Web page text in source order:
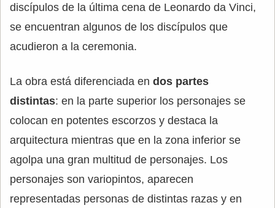
discípulos de la última cena de Leonardo da Vinci,
se encuentran algunos de los discípulos que
acudieron a la ceremonia.
La obra está diferenciada en dos partes
distintas: en la parte superior los personajes se
colocan en potentes escorzos y destaca la
arquitectura mientras que en la zona inferior se
agolpa una gran multitud de personajes. Los
personajes son variopintos, aparecen
representadas personas de distintas razas y en